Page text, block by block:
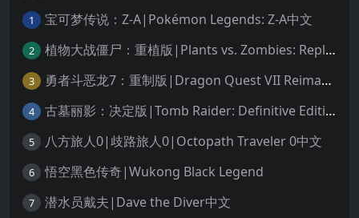
1 宝可梦传说：Z-A|Pokémon Legends: Z-A中文
2 植物大战僵尸：重植版|Plants vs. Zombies: Replanted中文
3 勇者斗恶龙7：重制版|Dragon Quest VII Reimagined中文
4 古墓丽影：决定版|Tomb Raider: Definitive Edition中文
5 八方旅人0|歧路旅人0|Octopath Traveler 0中文
6 悟空黑色传奇|Wukong Black Legend
7 潜水员戴夫|Dave the Diver中文